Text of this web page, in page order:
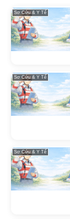
Sơ Cứu & Y Tế
Sơ Cứu & Y Tế
Sơ Cứu & Y Tế